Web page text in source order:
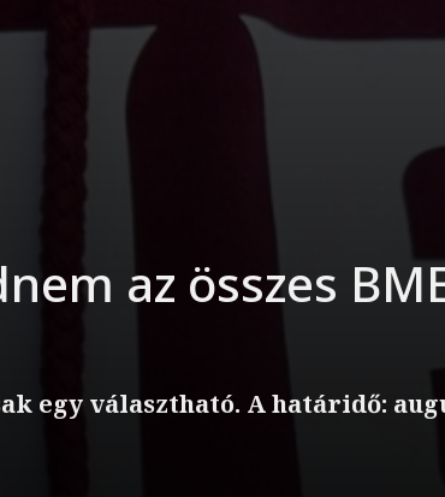
az összes
egy választható. A határidő: